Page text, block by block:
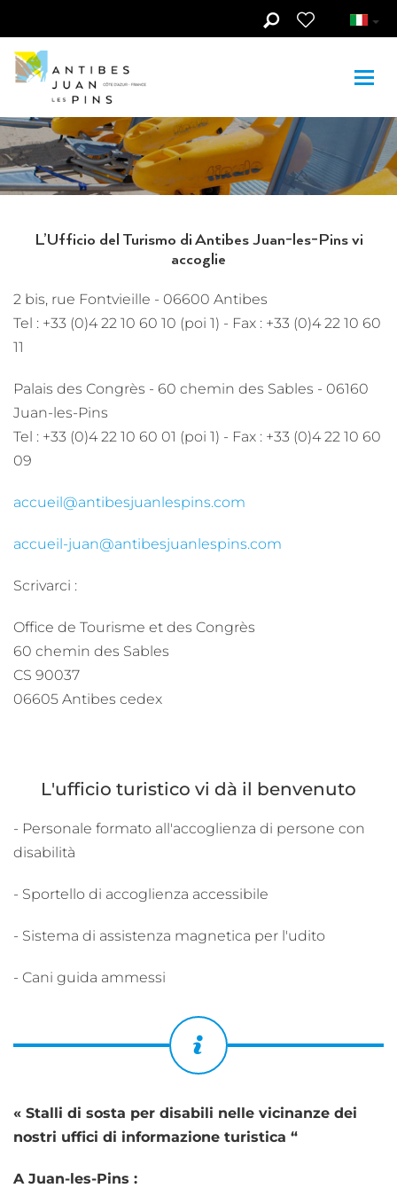
Turismo e
Disabilità
L’Ufficio del Turismo di Antibes Juan-les-Pins vi
accoglie
2 bis, rue Fontvieille - 06600 Antibes
Tel : +33 (0)4 22 10 60 10 (poi 1) - Fax : +33 (0)4 22 10 60
11
Palais des Congrès - 60 chemin des Sables - 06160
Juan-les-Pins
Tel : +33 (0)4 22 10 60 01 (poi 1) - Fax : +33 (0)4 22 10 60
09
accueil@antibesjuanlespins.com
accueil-juan@antibesjuanlespins.com
Scrivarci :
Office de Tourisme et des Congrès
60 chemin des Sables
CS 90037
06605 Antibes cedex
L'ufficio turistico vi dà il benvenuto
- Personale formato all'accoglienza di persone con
disabilità
- Sportello di accoglienza accessibile
- Sistema di assistenza magnetica per l'udito
- Cani guida ammessi
« Stalli di sosta per disabili nelle vicinanze dei
nostri uffici di informazione turistica “
A Juan-les-Pins :